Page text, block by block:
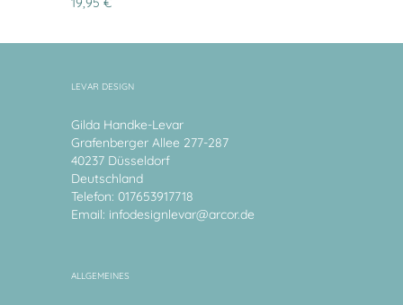
LEVAR DESIGN
Gilda Handke-Levar
Grafenberger Allee 277-287
40237 Düsseldorf
Deutschland
Telefon: 017653917718
Email: infodesignlevar@arcor.de
ALLGEMEINES